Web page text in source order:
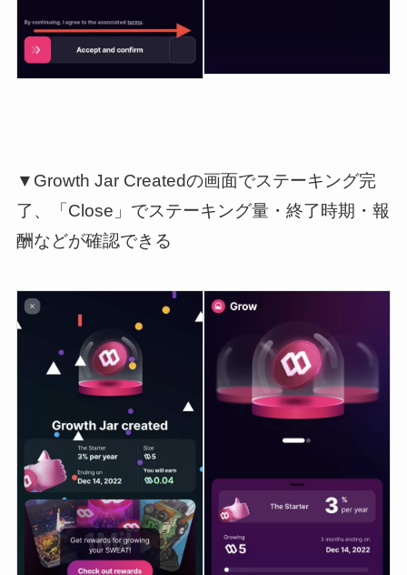
▼Growth Jar Createdの画面でステーキング完
了、「Close」でステーキング量・終了時期・報
酬などが確認できる